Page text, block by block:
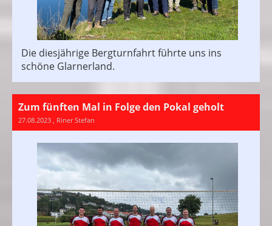
Die diesjährige Bergturnfahrt führte uns ins
schöne Glarnerland.
Zum fünften Mal in Folge den Pokal geholt
27.08.2023 , Riner Stefan